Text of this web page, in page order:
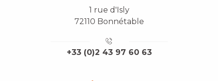
1 rue d'Isly
72110 Bonnétable
+33 (0)2 43 97 60 63